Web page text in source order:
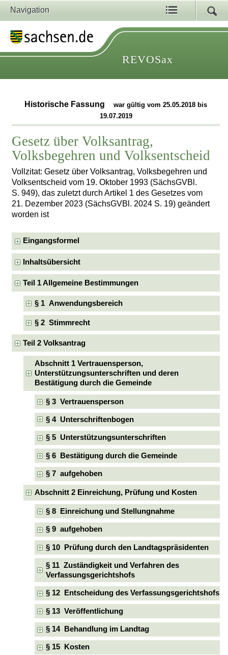
Navigation
REVOSax
Historische Fassung
war gültig vom 25.05.2018 bis
19.07.2019
Gesetz über Volksantrag,
Volksbegehren und Volksentscheid
Vollzitat: Gesetz über Volksantrag, Volksbegehren und
Volksentscheid vom 19. Oktober 1993 (SächsGVBl.
S. 949), das zuletzt durch Artikel 1 des Gesetzes vom
21. Dezember 2023 (SächsGVBl. 2024 S. 19) geändert
worden ist
Eingangsformel
Inhaltsübersicht
Teil 1 Allgemeine Bestimmungen
§ 1 Anwendungsbereich
§ 2 Stimmrecht
Teil 2 Volksantrag
Abschnitt 1 Vertrauensperson,
Unterstützungsunterschriften und deren
Bestätigung durch die Gemeinde
§ 3 Vertrauensperson
§ 4 Unterschriftenbogen
§ 5 Unterstützungsunterschriften
§ 6 Bestätigung durch die Gemeinde
§ 7 aufgehoben
Abschnitt 2 Einreichung, Prüfung und Kosten
§ 8 Einreichung und Stellungnahme
§ 9 aufgehoben
§ 10 Prüfung durch den Landtagspräsidenten
§ 11 Zuständigkeit und Verfahren des
Verfassungsgerichtshofs
§ 12 Entscheidung des Verfassungsgerichtshofs
§ 13 Veröffentlichung
§ 14 Behandlung im Landtag
§ 15 Kosten